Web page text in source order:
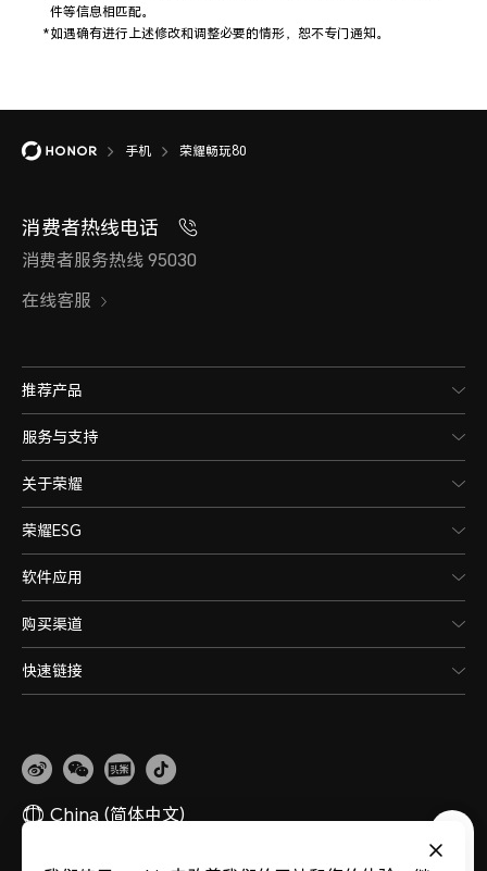
件等信息相匹⁠配。
如遇确有进行上述修改和调整必要的情形，恕不专门通⁠知。
手机 荣耀畅玩80
消费者热线电话
消费者服务热线 95030
在线客服
推荐产品
服务与支持
关于荣耀
荣耀ESG
软件应用
购买渠道
快速链接
China (简体中文)